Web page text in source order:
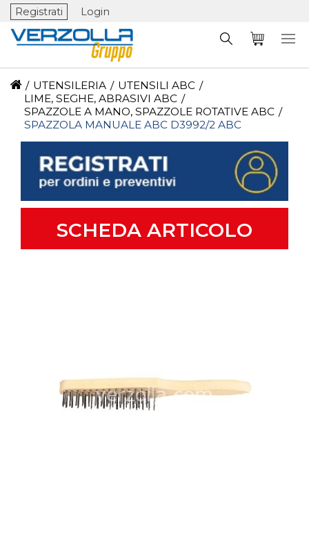
Registrati Login
/ UTENSILERIA / UTENSILI ABC /
LIME, SEGHE, ABRASIVI ABC /
SPAZZOLE A MANO, SPAZZOLE ROTATIVE ABC /
SPAZZOLA MANUALE ABC D3992/2 ABC
SCHEDA ARTICOLO